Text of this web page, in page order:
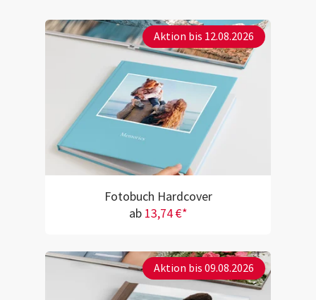
Aktion bis 12.08.2026
Fotobuch Hardcover
ab 13,74 €*
Aktion bis 09.08.2026